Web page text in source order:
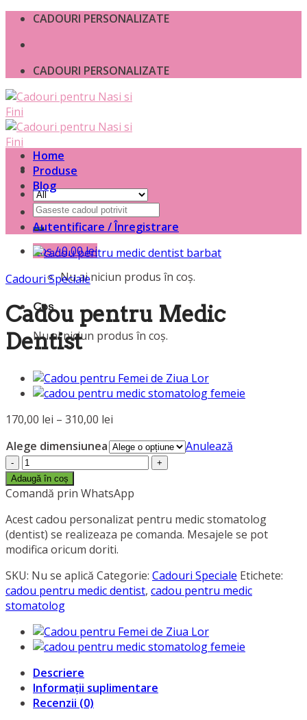
Skip
content
CADOURI PERSONALIZATE
CADOURI PERSONALIZATE
Caută
după:
Coș /0,00lei
Nu ai niciun produs în coș.
Coș
Nu ai niciun produs în coș.
Home
Produse
Blog
Autentificare / Înregistrare
Cadouri Speciale
Cadou pentru Medic
Dentist
170,00 lei – 310,00 lei
prețuri:
170,00 lei
la
Alege dimensiunea
Anulează
Cantitate
Cadou
pentru
Dentist
Adaugă în coș
Comandă prin WhatsApp
Acest cadou personalizat pentru medic stomatolog
(dentist) se realizeaza pe comanda. Mesajele se pot
modifica oricum doriti.
SKU: Nu se aplică Categorie: Cadouri Speciale Etichete:
cadou pentru medic dentist, cadou pentru medic
stomatolog
Descriere
Informații suplimentare
Recenzii (0)